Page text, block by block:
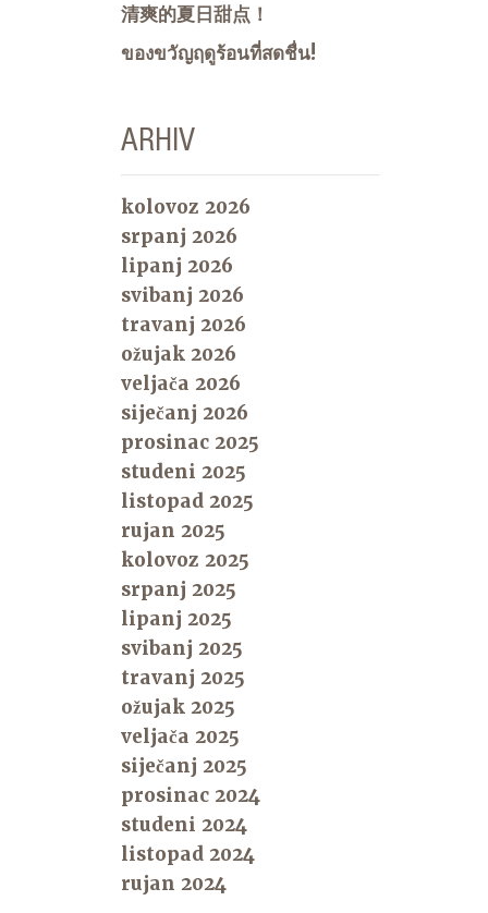
清爽的夏日甜点！
ของขวัญฤดูร้อนที่สดชื่น!
ARHIV
kolovoz 2026
srpanj 2026
lipanj 2026
svibanj 2026
travanj 2026
ožujak 2026
veljača 2026
siječanj 2026
prosinac 2025
studeni 2025
listopad 2025
rujan 2025
kolovoz 2025
srpanj 2025
lipanj 2025
svibanj 2025
travanj 2025
ožujak 2025
veljača 2025
siječanj 2025
prosinac 2024
studeni 2024
listopad 2024
rujan 2024